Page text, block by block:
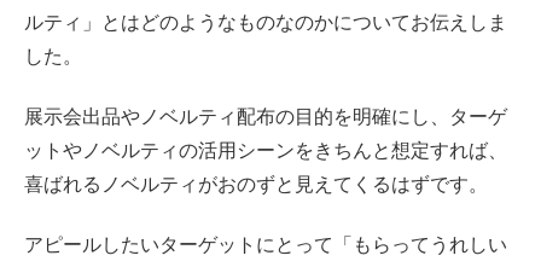
ルティ」とはどのようなものなのかについてお伝えしま
した。
展示会出品やノベルティ配布の目的を明確にし、ターゲ
ットやノベルティの活用シーンをきちんと想定すれば、
喜ばれるノベルティがおのずと見えてくるはずです。
アピールしたいターゲットにとって「もらってうれしい